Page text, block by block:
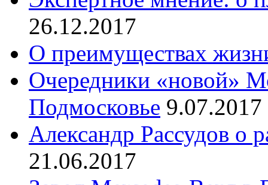
26.12.2017
О преимуществах
Очередники «новой»
Подмосковье 9.07.2017
Александр Рассудов о
21.06.2017